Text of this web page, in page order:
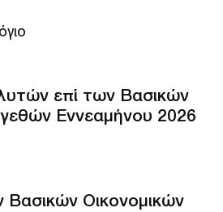
όγιο
επί των Βασικών
Εννεαμήνου 2026
Οικονομικών